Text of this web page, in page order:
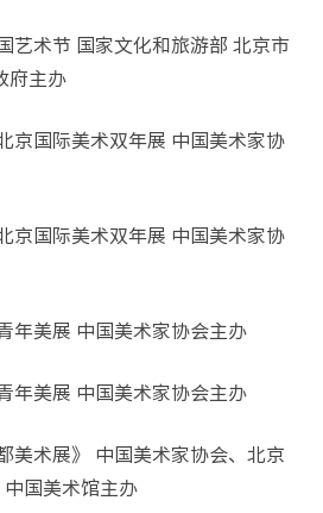
艺术节 国家文化和旅游部 北京市
府主办
京国际美术双年展 中国美术家协
京国际美术双年展 中国美术家协
年美展 中国美术家协会主办
年美展 中国美术家协会主办
美术展》 中国美术家协会、北京
国美术馆主办